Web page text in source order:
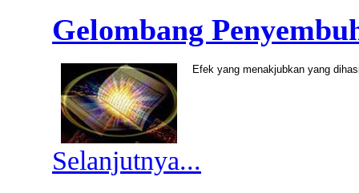
Gelombang
Efek yang menakjubkan yang
Selanjutnya...